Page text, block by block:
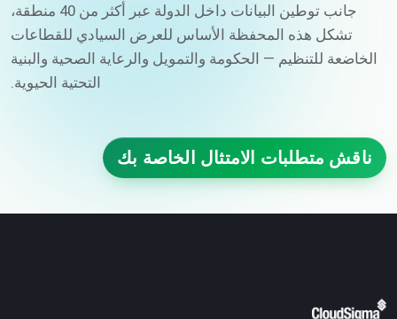
جانب توطين البيانات داخل الدولة عبر أكثر من 40 منطقة،
تشكل هذه المحفظة الأساس للعرض السيادي للقطاعات
الخاضعة للتنظيم — الحكومة والتمويل والرعاية الصحية والبنية
التحتية الحيوية.
ناقش متطلبات الامتثال الخاصة بك